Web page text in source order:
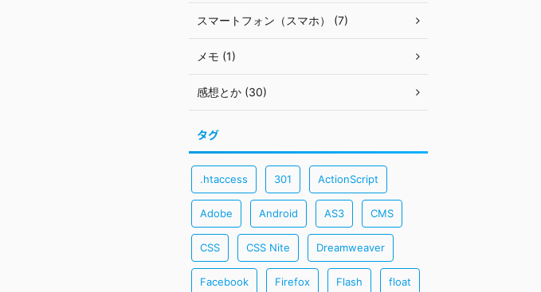
スマートフォン（スマホ） (7)
メモ (1)
感想とか (30)
タグ
.htaccess 301 ActionScript
Adobe Android AS3 CMS
CSS CSS Nite Dreamweaver
Facebook Firefox Flash float